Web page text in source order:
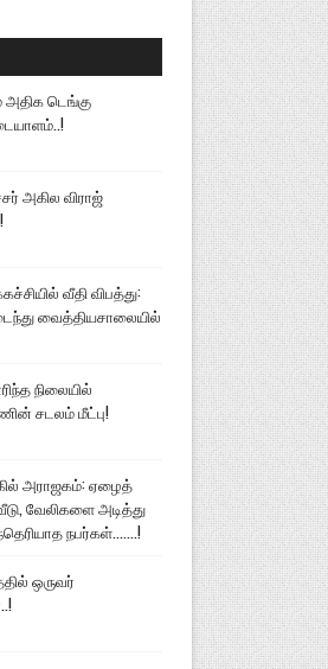
அதிக டெங்கு
அகில விராஜ்
வீதி விபத்து:
வைத்தியசாலையில்
நிலையில்
சடலம் மீட்பு!
அராஜகம்: ஏழைத்
வேலிகளை அடித்து
நபர்கள்.......!
ஒருவர்